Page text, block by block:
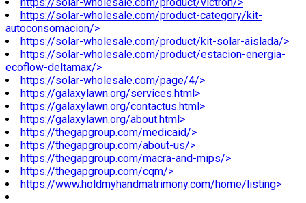
https://solar-wholesale.com/product/victron/>
https://solar-wholesale.com/product-category/kit-
autoconsomacion/>
https://solar-wholesale.com/product/kit-solar-aislada/>
https://solar-wholesale.com/product/estacion-energia-
ecoflow-deltamax/>
https://solar-wholesale.com/page/4/>
https://galaxylawn.org/services.html>
https://galaxylawn.org/contactus.html>
https://galaxylawn.org/about.html>
https://thegapgroup.com/medicaid/>
https://thegapgroup.com/about-us/>
https://thegapgroup.com/macra-and-mips/>
https://thegapgroup.com/cqm/>
https://www.holdmyhandmatrimony.com/home/listing>